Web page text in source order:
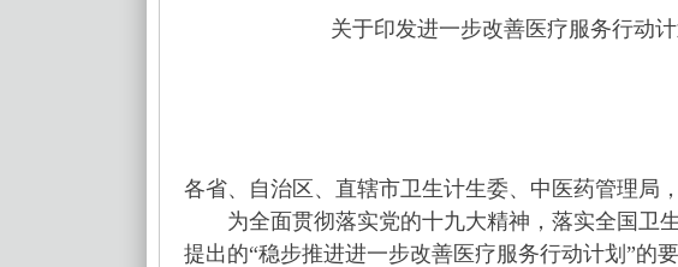
关于印发进一步改善医疗服务行动
各省、自治区、直辖市卫生计生委、中医药管理局
为全面贯彻落实党的十九大精神，落实全国卫
提出的“稳步推进进一步改善医疗服务行动计划”的